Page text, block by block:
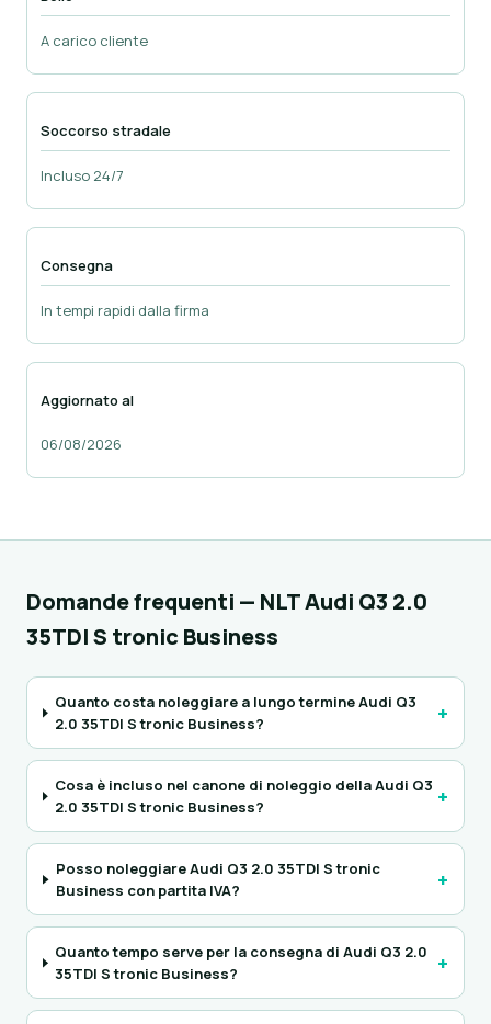
A carico cliente
Soccorso stradale
Incluso 24/7
Consegna
In tempi rapidi dalla firma
Aggiornato al
06/08/2026
Domande frequenti — NLT Audi Q3 2.0
35TDI S tronic Business
Quanto costa noleggiare a lungo termine Audi Q3
2.0 35TDI S tronic Business?
+
Cosa è incluso nel canone di noleggio della Audi Q3
2.0 35TDI S tronic Business?
+
Posso noleggiare Audi Q3 2.0 35TDI S tronic
Business con partita IVA?
+
Quanto tempo serve per la consegna di Audi Q3 2.0
35TDI S tronic Business?
+